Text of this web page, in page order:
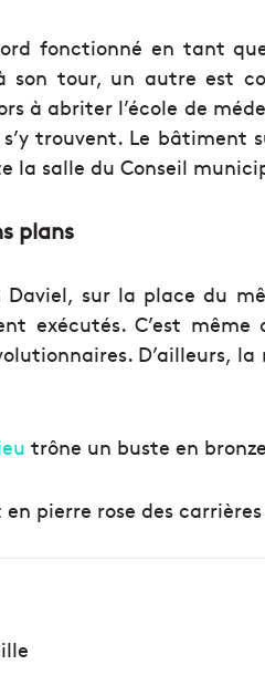
fonctionné en tant
son tour, un autre est
à abriter l’école de
trouvent. Le bâtiment
la salle du Conseil
plans
Daviel, sur la place du
exécutés. C’est même
D’ailleurs,
trône un buste en
pierre rose des